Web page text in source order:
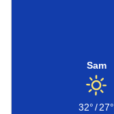
Sam
32°/27°